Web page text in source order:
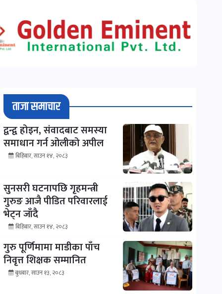
ताजा समाचार
द्वन्द्व होइन, संवादबाट समस्या
समाधान गर्न ओलीको अपील
बिहिबार, साउन १४, २०८३
सुनसरी घटनापछि गृहमन्त्री
गुरुङ आजै पीडित परिवारलाई
भेट्न जाँदै
बिहिबार, साउन १४, २०८३
गुरु पूर्णिमामा माडीका पाँच
निवृत्त शिक्षक सम्मानित
बुधबार, साउन १३, २०८३